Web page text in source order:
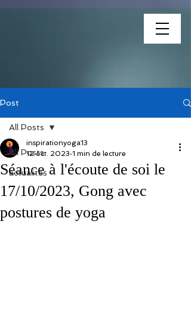
Post
All Posts
actualités
All Posts
Séance à l'écoute de soi le
17/10/2023, Gong avec
postures de yoga
inspirationyoga13
12 oct. 2023 1 min de lecture